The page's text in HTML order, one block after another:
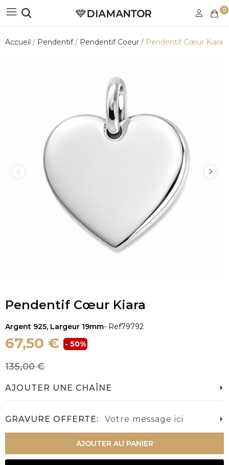
0
Accueil Pendentif Pendentif Coeur Pendentif Cœur Kiara
Pendentif Cœur Kiara
Argent 925, Largeur 19mm- Ref79792
67,50 € - 50%
135,00 €
AJOUTER UNE CHAÎNE
GRAVURE OFFERTE: Votre message ici
AJOUTER AU PANIER